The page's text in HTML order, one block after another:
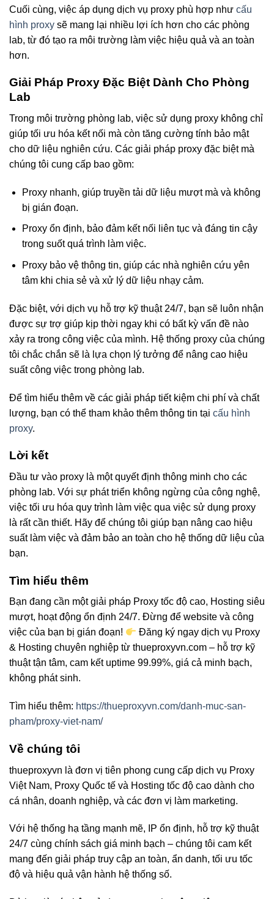
Cuối cùng, việc áp dụng dịch vụ proxy phù hợp như cấu
hình proxy sẽ mang lại nhiều lợi ích hơn cho các phòng
lab, từ đó tạo ra môi trường làm việc hiệu quả và an toàn
hơn.
Giải Pháp Proxy Đặc Biệt Dành Cho Phòng
Lab
Trong môi trường phòng lab, việc sử dụng proxy không chỉ
giúp tối ưu hóa kết nối mà còn tăng cường tính bảo mật
cho dữ liệu nghiên cứu. Các giải pháp proxy đặc biệt mà
chúng tôi cung cấp bao gồm:
Proxy nhanh, giúp truyền tải dữ liệu mượt mà và không
bị gián đoạn.
Proxy ổn định, bảo đảm kết nối liên tục và đáng tin cậy
trong suốt quá trình làm việc.
Proxy bảo vệ thông tin, giúp các nhà nghiên cứu yên
tâm khi chia sẻ và xử lý dữ liệu nhạy cảm.
Đặc biệt, với dịch vụ hỗ trợ kỹ thuật 24/7, bạn sẽ luôn nhận
được sự trợ giúp kịp thời ngay khi có bất kỳ vấn đề nào
xảy ra trong công việc của mình. Hệ thống proxy của chúng
tôi chắc chắn sẽ là lựa chọn lý tưởng để nâng cao hiệu
suất công việc trong phòng lab.
Để tìm hiểu thêm về các giải pháp tiết kiệm chi phí và chất
lượng, bạn có thể tham khảo thêm thông tin tại cấu hình
proxy.
Lời kết
Đầu tư vào proxy là một quyết định thông minh cho các
phòng lab. Với sự phát triển không ngừng của công nghệ,
việc tối ưu hóa quy trình làm việc qua việc sử dụng proxy
là rất cần thiết. Hãy để chúng tôi giúp bạn nâng cao hiệu
suất làm việc và đảm bảo an toàn cho hệ thống dữ liệu của
bạn.
Tìm hiểu thêm
Bạn đang cần một giải pháp Proxy tốc độ cao, Hosting siêu
mượt, hoạt động ổn định 24/7. Đừng để website và công
việc của bạn bị gián đoạn!
Đăng ký ngay dịch vụ Proxy
& Hosting chuyên nghiệp từ thueproxyvn.com – hỗ trợ kỹ
thuật tận tâm, cam kết uptime 99.99%, giá cả minh bạch,
không phát sinh.
Tìm hiểu thêm: https://thueproxyvn.com/danh-muc-san-
pham/proxy-viet-nam/
Về chúng tôi
thueproxyvn là đơn vị tiên phong cung cấp dịch vụ Proxy
Việt Nam, Proxy Quốc tế và Hosting tốc độ cao dành cho
cá nhân, doanh nghiệp, và các đơn vị làm marketing.
Với hệ thống hạ tầng mạnh mẽ, IP ổn định, hỗ trợ kỹ thuật
24/7 cùng chính sách giá minh bạch – chúng tôi cam kết
mang đến giải pháp truy cập an toàn, ẩn danh, tối ưu tốc
độ và hiệu quả vận hành hệ thống số.